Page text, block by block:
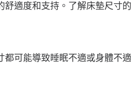
適度和支持。了解床墊尺寸
可能導致睡眠不適或身體不適